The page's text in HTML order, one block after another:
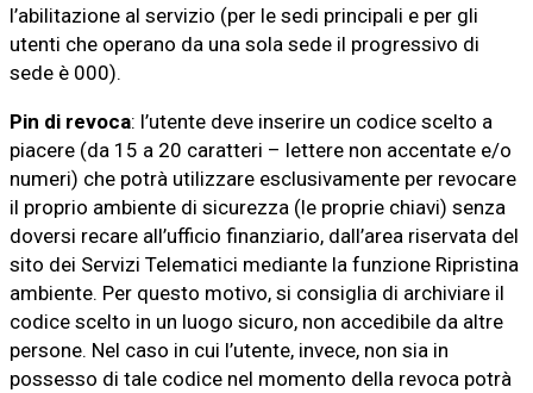
l’abilitazione al servizio (per le sedi principali e per gli
utenti che operano da una sola sede il progressivo di
sede è 000).
Pin di revoca: l’utente deve inserire un codice scelto a
piacere (da 15 a 20 caratteri – lettere non accentate e/o
numeri) che potrà utilizzare esclusivamente per revocare
il proprio ambiente di sicurezza (le proprie chiavi) senza
doversi recare all’ufficio finanziario, dall’area riservata del
sito dei Servizi Telematici mediante la funzione Ripristina
ambiente. Per questo motivo, si consiglia di archiviare il
codice scelto in un luogo sicuro, non accedibile da altre
persone. Nel caso in cui l’utente, invece, non sia in
possesso di tale codice nel momento della revoca potrà